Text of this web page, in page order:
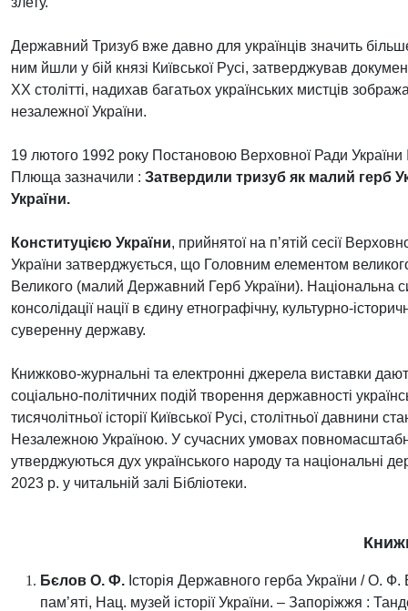
Державний Тризуб вже давно для українців значить
ним йшли у бій князі Київської Русі, затверджував
ХХ столітті, надихав багатьох українських мистців
незалежної України.
19 лютого 1992 року Постановою Верховної Ради
Плюща зазначили : Затвердили тризуб як малий герб
України.
Конституцією України, прийнятої на п’ятій сесії
України затверджується, що Головним елементом
Великого (малий Державний Герб України). Національна
консолідації нації в єдину етнографічну, культурно-
суверенну державу.
Книжково-журнальні та електронні джерела виставки
соціально-політичних подій творення державності
тисячолітньої історії Київської Русі, столітньої
Незалежною Україною. У сучасних умовах
утверджуються дух українського народу та національні
2023 р. у читальній залі Бібліотеки.
Бєлов О. Ф. Історія Державного герба України / О.
пам’яті, Нац. музей історії України. – Запоріжжя :